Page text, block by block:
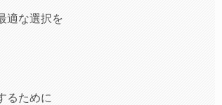
適な選択を
るために